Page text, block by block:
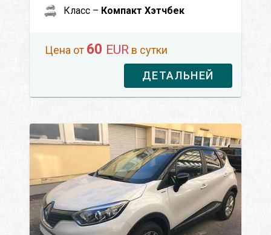
Класс – Компакт Хэтчбек
Цена от 60 EUR в сутки
ДЕТАЛЬНЕЙ